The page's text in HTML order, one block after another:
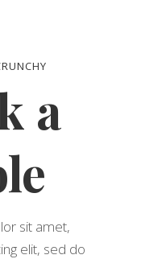
a
sit amet,
elit, sed do